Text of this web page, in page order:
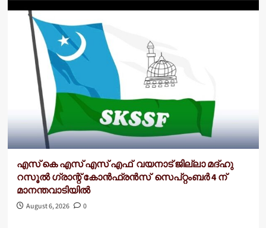
എസ് കെ എസ് എസ് എഫ് വയനാട് ജില്ലാ മദ്ഹു
റസൂൽ ഗ്രാന്റ് കോൻഫ്രൻസ് സെപ്റ്റംബർ 4 ന്
മാനന്തവാടിയിൽ
August 6, 2026 0